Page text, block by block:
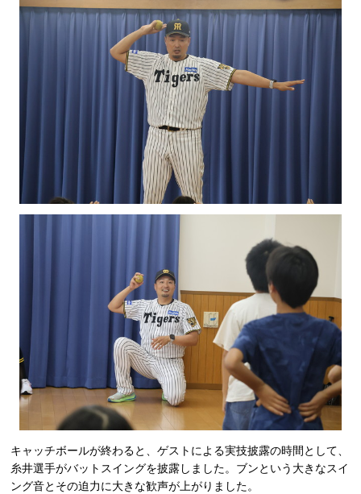
キャッチボールが終わると、ゲストによる実技披露の時間として、
糸井選手がバットスイングを披露しました。ブンという大きなスイ
ング音とその迫力に大きな歓声が上がりました。